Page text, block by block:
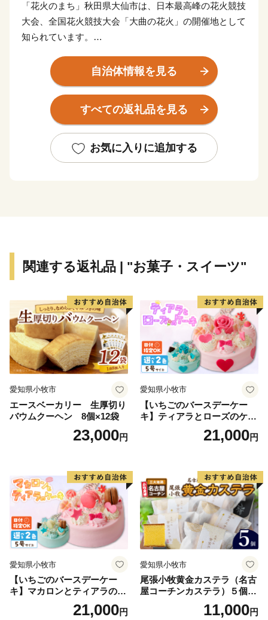
「花火のまち」秋田県大仙市は、日本最高峰の花火競技
大会、全国花火競技大会「大曲の花火」の開催地として
知られています。
流れる雄物川と、玉川に沿った農村地帯が自然豊かな田
園都市です。
四季折々の豊かな自然、毎月打ち上がる花火、手軽に楽
域の食材を活かした料理、様々な魅力が溢れる秋田県大
仙市は、秋田新幹線や秋田自動車道などの高速交通体系
日頃より大仙市にご支援を賜り誠に有難うございます。
例申請の受付は3月17日(月)23:59をもって終了し、現在
は「IAM」✕「ふるまど」に対応しております。
以上、皆様にはご不便、ご迷惑おかけいたしますが、何
卒ご理解賜りますようお願い申し上げますとともに、大
仙市へのご支援を引き続き宜しくお願い申し上げます。
自治体情報を見る
すべての返礼品を見る
お気に入りに追加する
関連する返礼品 | "お菓子・スイーツ"
愛知県小牧市
エースベーカリー 生厚切り
バウムクーヘン 8個×12袋
23,000円
愛知県小牧市
【いちごのバースデーケー
キ】ティアラとローズのケー
キ スイーツ デザート 洋菓
子 お取り寄せ 愛知県 小牧市
レーション ホールケーキ 日
時指定可
21,000円
愛知県小牧市
【いちごのバースデーケー
キ】マカロンとティアラのケ
ーキ スイーツ 日時指定可 デ
ザート 洋菓子 お取り寄せ 愛
21,000円
愛知県小牧市
尾張小牧黄金カステラ（名古
屋コーチンカステラ）５個入
名古屋コーチン カステラ ザ
ラメ 常温 愛知県 小牧市 アン
11,000円